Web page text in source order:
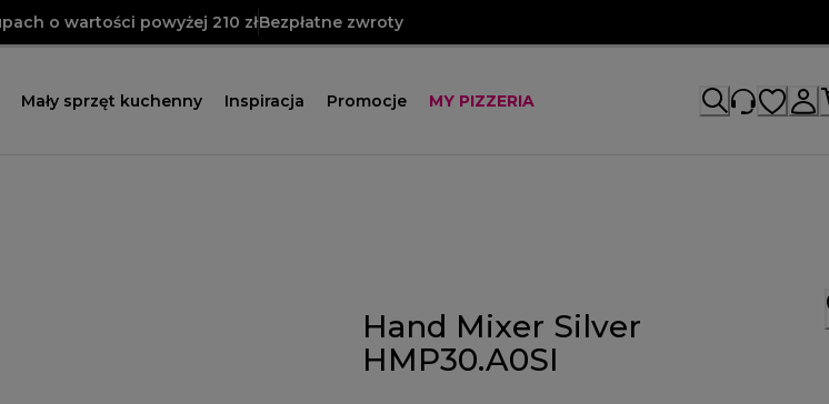
o wartości powyżej 210 złBezpłatne zwroty
Mały sprzęt kuchenny Inspiracja Promocje MY PIZZERIA
Hand Mixer Silver
HMP30.A0SI